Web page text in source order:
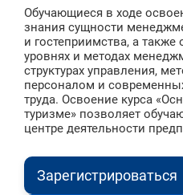
Обучающиеся в ходе
знания сущности
и гостеприимства, а
уровнях и методах
структурах управления,
персоналом и
труда. Освоение курса
туризме» позволяет
центре деятельности
Зарегистрироваться